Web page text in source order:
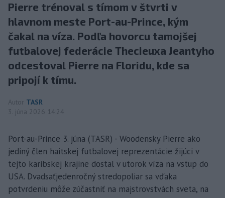
Pierre trénoval s tímom v štvrti v
hlavnom meste Port-au-Prince, kým
čakal na víza. Podľa hovorcu tamojšej
futbalovej federácie Thecieuxa Jeantyho
odcestoval Pierre na Floridu, kde sa
pripojí k tímu.
Autor TASR
3. júna 2026 14:24
Port-au-Prince 3. júna (TASR) - Woodensky Pierre ako
jediný člen haitskej futbalovej reprezentácie žijúci v
tejto karibskej krajine dostal v utorok víza na vstup do
USA. Dvadsaťjedenročný stredopoliar sa vďaka
potvrdeniu môže zúčastniť na majstrovstvách sveta, na